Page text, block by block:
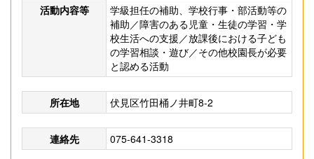
活動内容等
学級担任の補助、学校行事・部活動等の
補助／障害のある児童・生徒の学習・学
校生活への支援／放課後における子ども
の学習相談・遊び／その他校園長が必要
と認める活動
所在地 伏見区竹田桶ノ井町8-2
連絡先 075-641-3318